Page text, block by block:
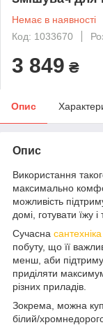
Немає в наявності
Код: 1033670
3 849 ₴
Опис
Опис
Використання
максимально
можливість
домі, готувати їжу і
Сучасна сантехніка
побуту, що її
менш, аби
приділяти
різних приладів.
Зокрема, можна
білий/